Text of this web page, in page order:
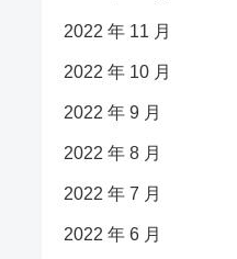
2022 年 11 月
2022 年 10 月
2022 年 9 月
2022 年 8 月
2022 年 7 月
2022 年 6 月